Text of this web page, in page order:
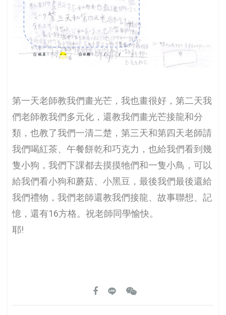
第一天老師教我們畫光芒，我也畫很好，第二天我
們老師教我們多元化，還教我們畫光芒接龍和分
類，也教了我們一清二楚，第三天和第四天老師請
我們喝紅茶、午餐餅乾和巧克力，也給我們看到幾
隻小狗，我們下課都去摸摸牠們和一隻小鳥，可以
給我們看小狗和蘑菇、小黑豆，最後我們最後還給
我們禮物，我們老師還教我們接龍、故事聯想、記
憶，還有16方格。祝老師同學愉快。
耶!